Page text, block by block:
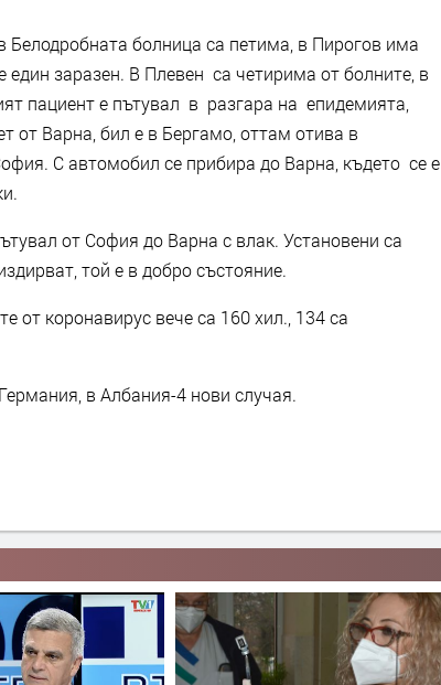
болница са петима, в Пирогов има
заразен. В Плевен са четирима от болните, в
пациент е пътувал в разгара на епидемията,
от Варна, бил е в Бергамо, оттам отива в
С автомобил се прибира до Варна, където се е
от София до Варна с влак. Установени са
той е в добро състояние.
от коронавирус вече са 160 хил., 134 са
в Албания-4 нови случая.